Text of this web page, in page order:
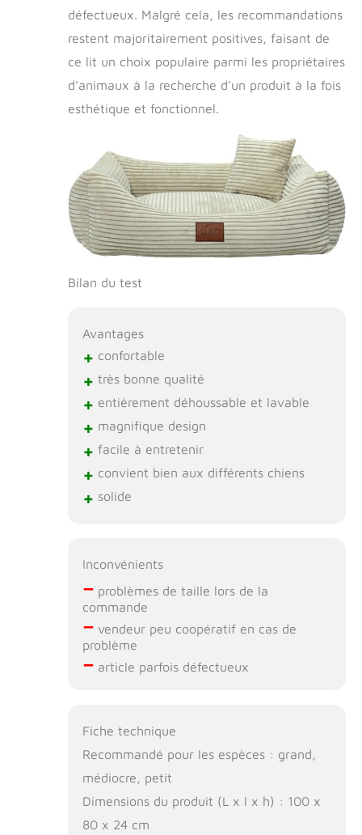
défectueux. Malgré cela, les recommandations
restent majoritairement positives, faisant de
ce lit un choix populaire parmi les propriétaires
d’animaux à la recherche d’un produit à la fois
esthétique et fonctionnel.
Bilan du test
Avantages
+ confortable
+ très bonne qualité
+ entièrement déhoussable et lavable
+ magnifique design
+ facile à entretenir
+ convient bien aux différents chiens
+ solide
Inconvénients
–problèmes de taille lors de la
commande
–vendeur peu coopératif en cas de
problème
–article parfois défectueux
Fiche technique
Recommandé pour les espèces : grand,
médiocre, petit
Dimensions du produit (L x l x h) : 100 x
80 x 24 cm